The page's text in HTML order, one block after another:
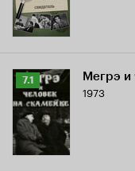
Рейтинг
Кинопоиска
7.1
7.1 Мегрэ и
1973